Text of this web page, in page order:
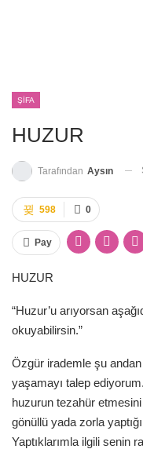
ŞIFA
HUZUR
Tarafından Aysın
0
598
Pay
HUZUR
“Huzur’u arıyorsan
okuyabilirsin.”
Özgür irademle şu
yaşamayı talep
huzurun tezahür
gönüllü yada zorla
Yaptıklarımla ilgili senin